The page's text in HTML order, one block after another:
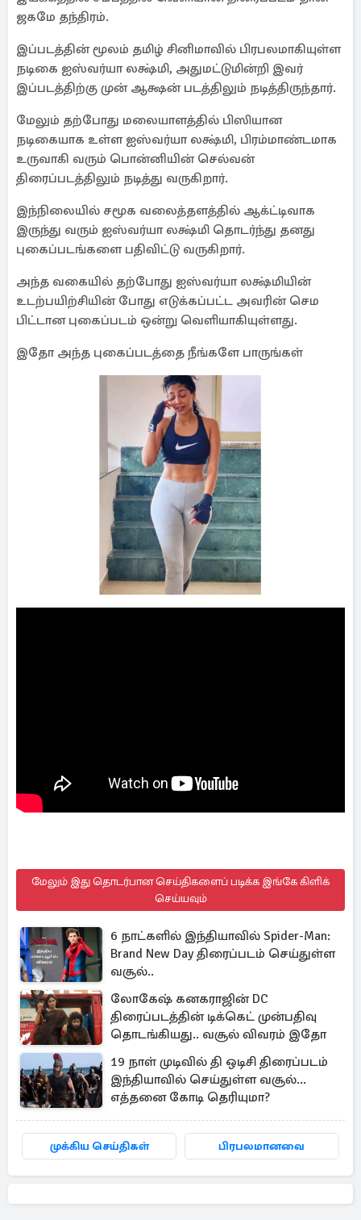
ஜகமே தந்திரம்.
இப்படத்தின் மூலம் தமிழ் சினிமாவில் பிரபலமாகியுள்ள
நடிகை ஐஸ்வர்யா லக்ஷ்மி, அதுமட்டுமின்றி இவர்
இப்படத்திற்கு முன் ஆக்ஷன் படத்திலும் நடித்திருந்தார்.
மேலும் தற்போது மலையாளத்தில் பிஸியான
நடிகையாக உள்ள ஐஸ்வர்யா லக்ஷ்மி, பிரம்மாண்டமாக
உருவாகி வரும் பொன்னியின் செல்வன்
திரைப்படத்திலும் நடித்து வருகிறார்.
இந்நிலையில் சமூக வலைத்தளத்தில் ஆக்ட்டிவாக
இருந்து வரும் ஐஸ்வர்யா லக்ஷ்மி தொடர்ந்து தனது
புகைப்படங்களை பதிவிட்டு வருகிறார்.
அந்த வகையில் தற்போது ஐஸ்வர்யா லக்ஷ்மியின்
உடற்பயிற்சியின் போது எடுக்கப்பட்ட அவரின் செம
பிட்டான புகைப்படம் ஒன்று வெளியாகியுள்ளது.
இதோ அந்த புகைப்படத்தை நீங்களே பாருங்கள்
மேலும் இது தொடர்பான செய்திகளைப் படிக்க இங்கே கிளிக்
செய்யவும்
6 நாட்களில் இந்தியாவில் Spider-Man:
Brand New Day திரைப்படம் செய்துள்ள
வசூல்..
லோகேஷ் கனகராஜின் DC
திரைப்படத்தின் டிக்கெட் முன்பதிவு
தொடங்கியது.. வசூல் விவரம் இதோ
19 நாள் முடிவில் தி ஒடிசி திரைப்படம்
இந்தியாவில் செய்துள்ள வசூல்...
எத்தனை கோடி தெரியுமா?
முக்கிய செய்திகள் பிரபலமானவை